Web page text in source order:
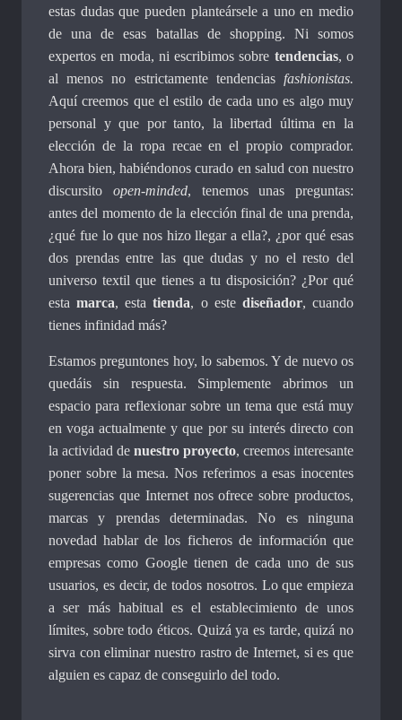
estas dudas que pueden planteársele a uno en medio
de una de esas batallas de shopping. Ni somos
expertos en moda, ni escribimos sobre tendencias, o
al menos no estrictamente tendencias fashionistas.
Aquí creemos que el estilo de cada uno es algo muy
personal y que por tanto, la libertad última en la
elección de la ropa recae en el propio comprador.
Ahora bien, habiéndonos curado en salud con nuestro
discursito open-minded, tenemos unas preguntas:
antes del momento de la elección final de una prenda,
¿qué fue lo que nos hizo llegar a ella?, ¿por qué esas
dos prendas entre las que dudas y no el resto del
universo textil que tienes a tu disposición? ¿Por qué
estamarca, estatienda, o este diseñador, cuando
tienes infinidad más?
Estamos preguntones hoy, lo sabemos. Y de nuevo os
quedáis sin respuesta. Simplemente abrimos un
espacio para reflexionar sobre un tema que está muy
en voga actualmente y que por su interés directo con
la actividad de nuestro proyecto, creemos interesante
poner sobre la mesa. Nos referimos a esas inocentes
sugerencias que Internet nos ofrece sobre productos,
marcas y prendas determinadas. No es ninguna
novedad hablar de los ficheros de información que
empresas como Google tienen de cada uno de sus
usuarios, es decir, de todos nosotros. Lo que empieza
a ser más habitual es el establecimiento de unos
límites, sobre todo éticos. Quizá ya es tarde, quizá no
sirva con eliminar nuestro rastro de Internet, si es que
alguien es capaz de conseguirlo del todo.